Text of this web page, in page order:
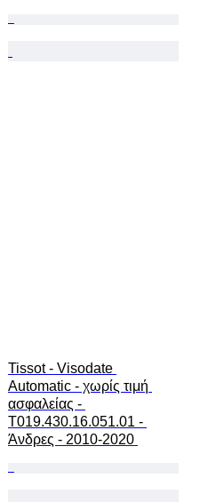
Tissot - Visodate
Automatic - χωρίς τιμή
ασφαλείας -
T019.430.16.051.01 -
Άνδρες - 2010-2020